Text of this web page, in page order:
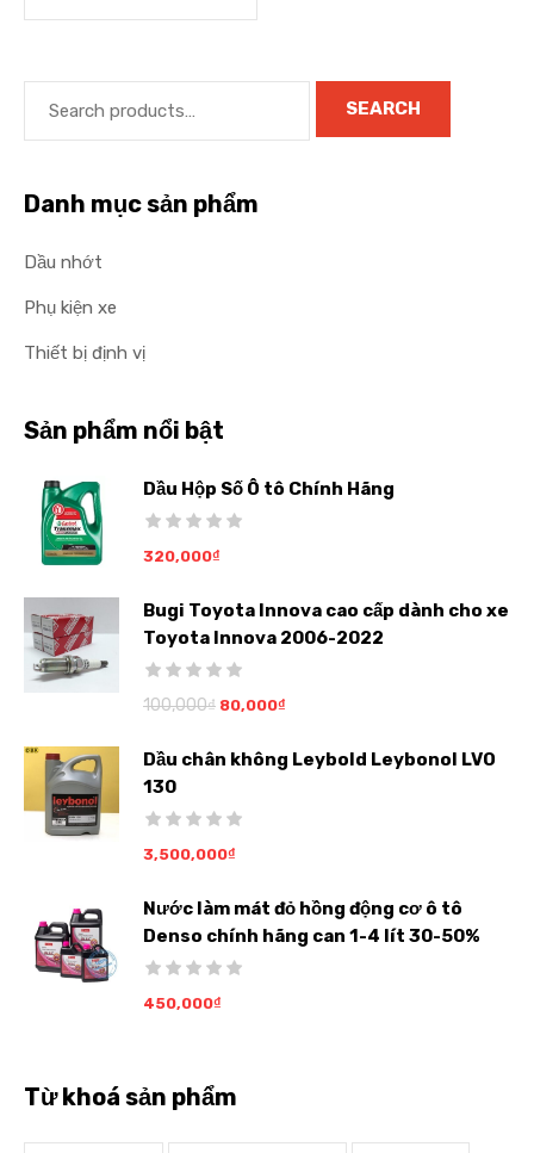
SEARCH
Danh mục sản phẩm
Dầu nhớt
Phụ kiện xe
Thiết bị định vị
Sản phẩm nổi bật
Dầu Hộp Số Ô tô Chính Hãng
320,000₫
Bugi Toyota Innova cao cấp dành cho xe
Toyota Innova 2006-2022
100,000₫ 80,000₫
Dầu chân không Leybold Leybonol LVO
130
3,500,000₫
Nước làm mát đỏ hồng động cơ ô tô
Denso chính hãng can 1-4 lít 30-50%
450,000₫
Từ khoá sản phẩm